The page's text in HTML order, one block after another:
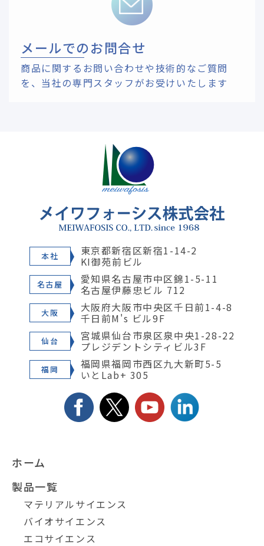
メールでのお問合せ
商品に関するお問い合わせや技術的なご質問
を、 当社の専門スタッフがお受けいたします
本社 東京都新宿区新宿1-14-2
KI御苑前ビル
名古屋 愛知県名古屋市中区錦1-5-11
名古屋伊藤忠ビル 712
大阪 大阪府大阪市中央区千日前1-4-8
千日前M's ビル9F
仙台 宮城県仙台市泉区泉中央1-28-22
プレジデントシティビル3F
福岡 福岡県福岡市西区九大新町5-5
いとLab+ 305
ホーム
製品一覧
マテリアルサイエンス
バイオサイエンス
エコサイエンス